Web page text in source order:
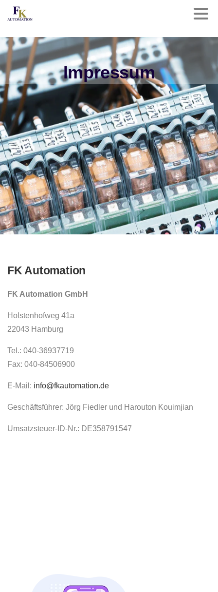
Impressum
FK Automation
FK Automation GmbH
Holstenhofweg 41a
22043 Hamburg
Tel.: 040-36937719
Fax: 040-84506900
E-Mail: info@fkautomation.de
Geschäftsführer: Jörg Fiedler und Harouton Kouimjian
Umsatzsteuer-ID-Nr.: DE358791547